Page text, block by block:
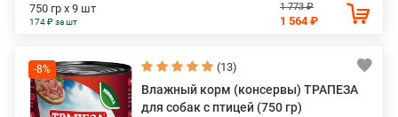
750 гр х 9 шт
174 ₽ за шт
1 773 ₽
1 564 ₽
-8% (13)
Влажный корм (консервы) ТРАПЕЗА
для собак с птицей (750 гр)